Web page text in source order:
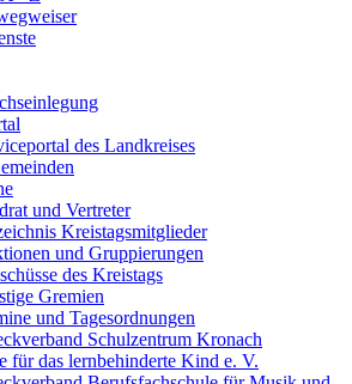
des Landkreises
und Vertreter
Kreistagsmitglieder
und Gruppierungen
des Kreistags
Gremien
und Tagesordnungen
Schulzentrum Kronach
für das lernbehinderte Kind e. V.